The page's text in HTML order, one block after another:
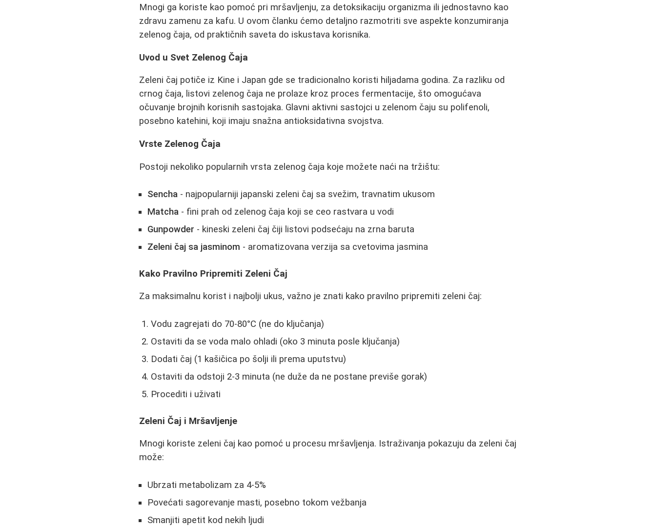
Mnogi ga koriste kao pomoć pri mršavljenju, za detoksikaciju organizma ili jednostavno kao
zdravu zamenu za kafu. U ovom članku ćemo detaljno razmotriti sve aspekte konzumiranja
zelenog čaja, od praktičnih saveta do iskustava korisnika.
Uvod u Svet Zelenog Čaja
Zeleni čaj potiče iz Kine i Japan gde se tradicionalno koristi hiljadama godina. Za razliku od
crnog čaja, listovi zelenog čaja ne prolaze kroz proces fermentacije, što omogućava
očuvanje brojnih korisnih sastojaka. Glavni aktivni sastojci u zelenom čaju su polifenoli,
posebno katehini, koji imaju snažna antioksidativna svojstva.
Vrste Zelenog Čaja
Postoji nekoliko popularnih vrsta zelenog čaja koje možete naći na tržištu:
Sencha - najpopularniji japanski zeleni čaj sa svežim, travnatim ukusom
Matcha - fini prah od zelenog čaja koji se ceo rastvara u vodi
Gunpowder - kineski zeleni čaj čiji listovi podsećaju na zrna baruta
Zeleni čaj sa jasminom - aromatizovana verzija sa cvetovima jasmina
Kako Pravilno Pripremiti Zeleni Čaj
Za maksimalnu korist i najbolji ukus, važno je znati kako pravilno pripremiti zeleni čaj:
Vodu zagrejati do 70-80°C (ne do ključanja)
Ostaviti da se voda malo ohladi (oko 3 minuta posle ključanja)
Dodati čaj (1 kašičica po šolji ili prema uputstvu)
Ostaviti da odstoji 2-3 minuta (ne duže da ne postane previše gorak)
Procediti i uživati
Zeleni Čaj i Mršavljenje
Mnogi koriste zeleni čaj kao pomoć u procesu mršavljenja. Istraživanja pokazuju da zeleni čaj
može:
Ubrzati metabolizam za 4-5%
Povećati sagorevanje masti, posebno tokom vežbanja
Smanjiti apetit kod nekih ljudi